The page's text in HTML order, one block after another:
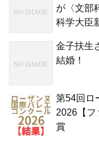
が〈文部
科学大臣
金子扶生
結婚！
第54回ロ
2026【フ
賞